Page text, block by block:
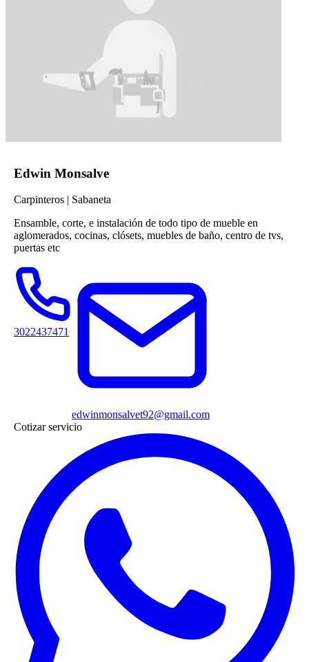
Edwin Monsalve
Carpinteros | Sabaneta
Ensamble, corte, e instalación de todo tipo de mueble en
aglomerados, cocinas, clósets, muebles de baño, centro de tvs,
puertas etc
3022437471
edwinmonsalvet92@gmail.com
Cotizar servicio